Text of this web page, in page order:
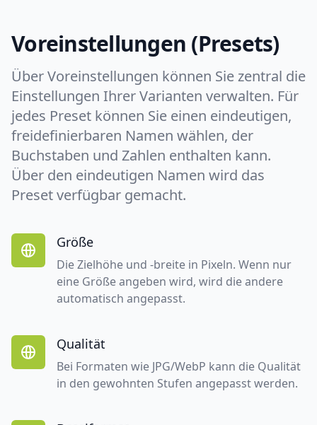
Voreinstellungen (Presets)
Über Voreinstellungen können Sie zentral die
Einstellungen Ihrer Varianten verwalten. Für
jedes Preset können Sie einen eindeutigen,
freidefinierbaren Namen wählen, der
Buchstaben und Zahlen enthalten kann.
Über den eindeutigen Namen wird das
Preset verfügbar gemacht.
Größe
Die Zielhöhe und -breite in Pixeln. Wenn nur
eine Größe angeben wird, wird die andere
automatisch angepasst.
Qualität
Bei Formaten wie JPG/WebP kann die Qualität
in den gewohnten Stufen angepasst werden.